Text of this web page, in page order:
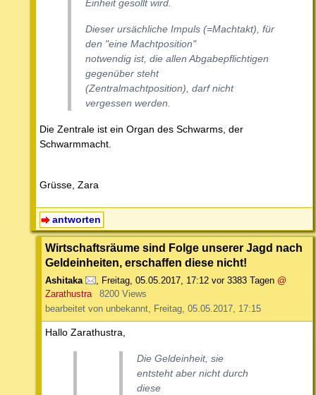
Einheit gesollt wird.
Dieser ursächliche Impuls (=Machtakt), für
den "eine Machtposition"
notwendig ist, die allen Abgabepflichtigen
gegenüber steht
(Zentralmachtposition), darf nicht
vergessen werden.
Die Zentrale ist ein Organ des Schwarms, der
Schwarmmacht.
Grüsse, Zara
antworten
Wirtschaftsräume sind Folge unserer Jagd nach
Geldeinheiten, erschaffen diese nicht!
Ashitaka , Freitag, 05.05.2017, 17:12 vor 3383 Tagen @
Zarathustra
8200 Views
bearbeitet von unbekannt, Freitag, 05.05.2017, 17:15
Hallo Zarathustra,
Die Geldeinheit, sie
entsteht aber nicht durch
diese